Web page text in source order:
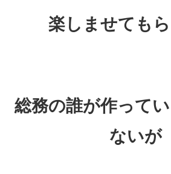
楽しませてもら
総務の誰が作って
ないが